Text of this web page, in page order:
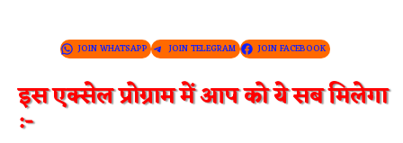
JOIN WHATSAPP JOIN TELEGRAM JOIN FACEBOOK
इस एक्सेल प्रोग्राम में आप को ये सब मिलेगा
:-